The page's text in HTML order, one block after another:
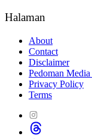
Halaman
About
Contact
Disclaimer
Pedoman
Privacy Policy
Terms